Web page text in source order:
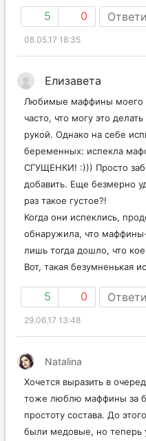
5 0
08.05.17 18:35
Елизавета
Любимые маффины моего
часто, что могу это
рукой. Однако на себе
беременных: испекла
СГУЩЕНКИ! :))) Просто
добавить. Еще безмерно
раз такое густое?!
Когда они испеклись,
обнаружила, что
лишь тогда дошло, что
Вот, такая безумненькая
5 0
29.06.17 13:48
Natalina
Хочется выразить в
тоже люблю маффины за
простоту состава. До
были медовые, но теперь